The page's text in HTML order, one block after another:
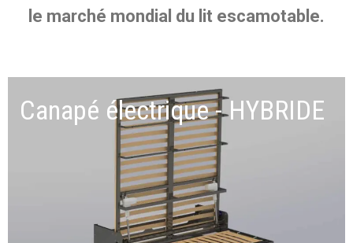
le marché mondial du lit escamotable.
Canapé électrique - HYBRIDE